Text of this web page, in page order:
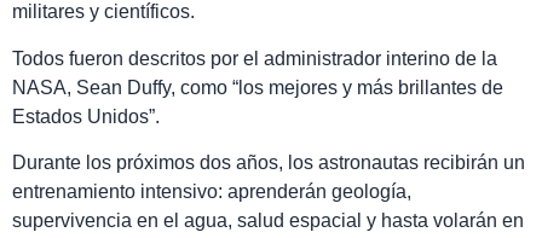
militares y científicos.
Todos fueron descritos por el administrador interino de la
NASA, Sean Duffy, como “los mejores y más brillantes de
Estados Unidos”.
Durante los próximos dos años, los astronautas recibirán un
entrenamiento intensivo: aprenderán geología,
supervivencia en el agua, salud espacial y hasta volarán en